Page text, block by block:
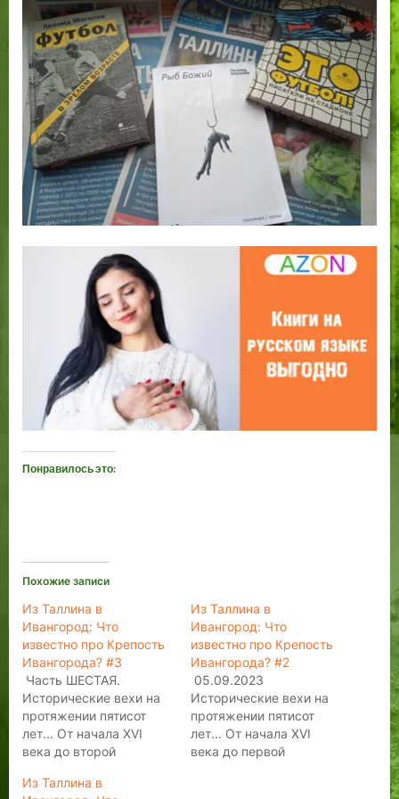
Понравилось это:
Похожие записи
Из Таллина в
Ивангород: Что
известно про Крепость
Ивангорода? #3
Часть ШЕСТАЯ.
Исторические вехи на
протяжении пятисот
лет... От начала XVI
века до второй
Ивангородская
Из Таллина в
Ивангород: Что
известно про Крепость
Ивангорода? #2
05.09.2023
Исторические вехи на
протяжении пятисот
лет... От начала XVI
века до первой
Из Таллина в